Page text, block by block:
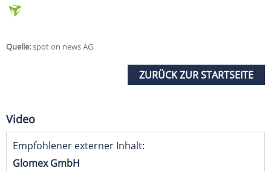
Quelle:spot on news AG
ZURÜCK ZUR STARTSEITE
Video
Empfohlener externer Inhalt:
Glomex GmbH